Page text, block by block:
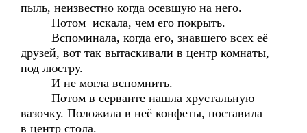
пыль, неизвестно когда осевшую на него.
Потом искала, чем его покрыть.
Вспоминала, когда его, знавшего всех её
друзей, вот так вытаскивали в центр комнаты,
под люстру.
И не могла вспомнить.
Потом в серванте нашла хрустальную
вазочку. Положила в неё конфеты, поставила
в центр стола.